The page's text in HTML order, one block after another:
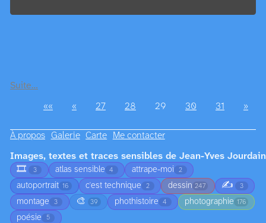
Suite…
«« « 27 28 29 30 31 »
À propos Galerie Carte Me contacter
Images, textes et traces sensibles de Jean-Yves Jourdain
🎞️
3 atlas sensible 4 attrape-moi 2
autoportrait 16 c'est technique 2 dessin 247 ✍️ 3
montage 3 🎨 39 phothistoire 4 photographie 176
poésie 5